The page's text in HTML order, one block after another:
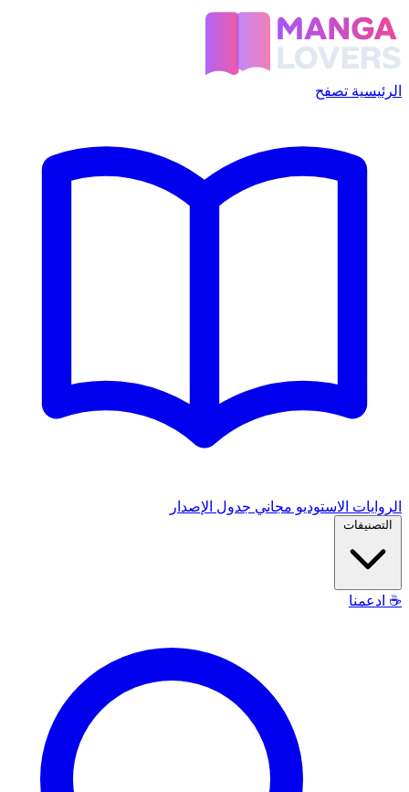
الرئيسية تصفح
الروايات الاستوديو مجاني جدول الإصدار
التصنيفات
☕ ادعمنا